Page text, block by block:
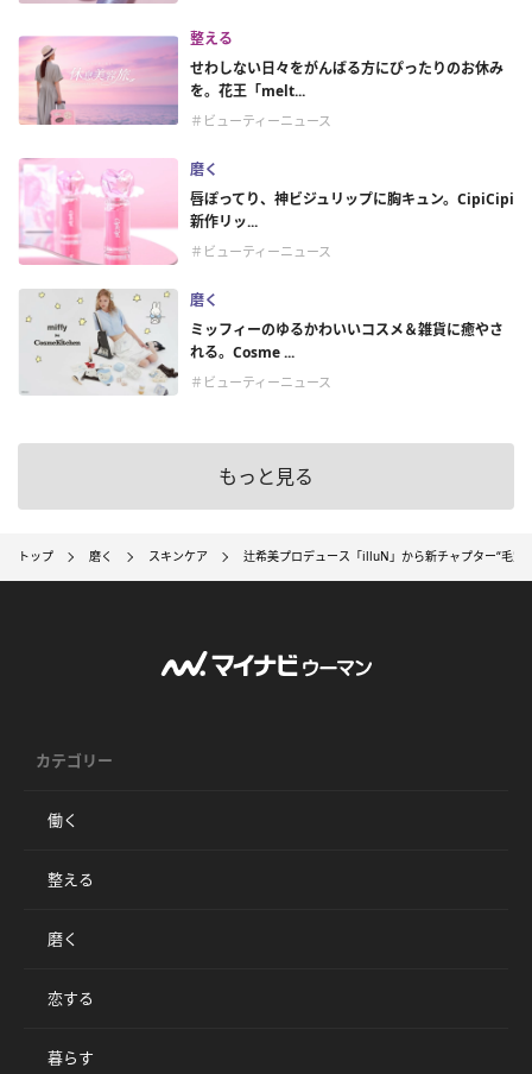
整える
せわしない日々をがんばる方にぴったりのお休み
を。花王「melt...
＃ビューティーニュース
磨く
唇ぽってり、神ビジュリップに胸キュン。CipiCipi
新作リッ...
＃ビューティーニュース
磨く
ミッフィーのゆるかわいいコスメ＆雑貨に癒やさ
れる。Cosme ...
＃ビューティーニュース
もっと見る
トップ 磨く スキンケア 辻希美プロデュース「illuN」から新チャプター“毛穴
カテゴリー
働く
整える
磨く
恋する
暮らす